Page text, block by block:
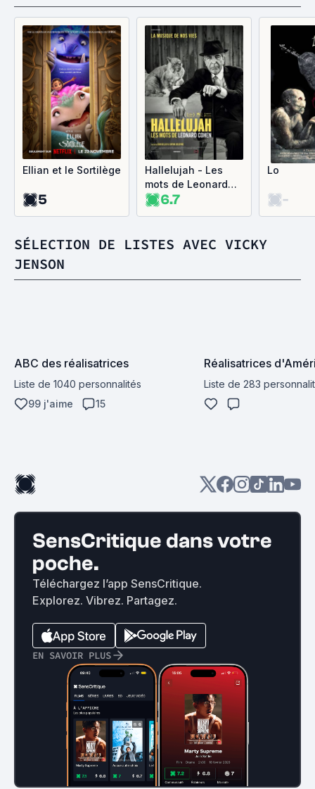
Ellian et le Sortilège
5
Hallelujah - Les
mots de Leonard
Cohen
6.7
Lo
-
SÉLECTION DE LISTES AVEC VICKY
JENSON
ABC des réalisatrices
Liste de 1040 personnalités
99 j'aime
15
Réalisatrices
Liste de 283
SensCritique dans votre
poche.
Téléchargez l’app SensCritique.
Explorez. Vibrez. Partagez.
EN SAVOIR PLUS